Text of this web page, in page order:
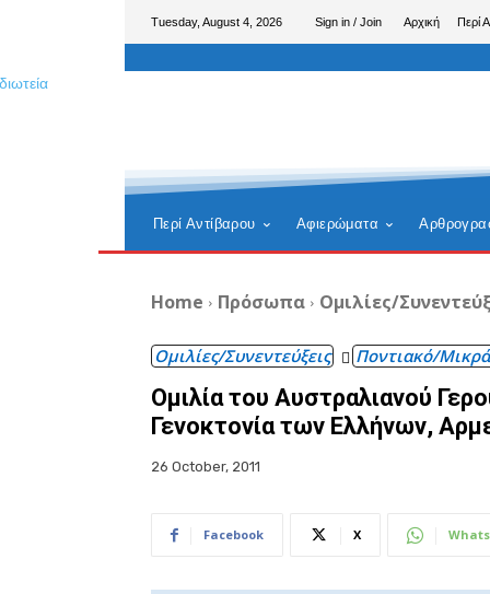
Tuesday, August 4, 2026 Sign in / Join Αρχική Περί
Περί Αντίβαρου Αφιερώματα
Home Πρόσωπα Ομιλίες/
Ομιλίες/Συνεντεύξεις Ποντιακό/
Ομιλία του Αυστραλιανού
Γενοκτονία των Ελλήνων,
26 October, 2011
Facebook X